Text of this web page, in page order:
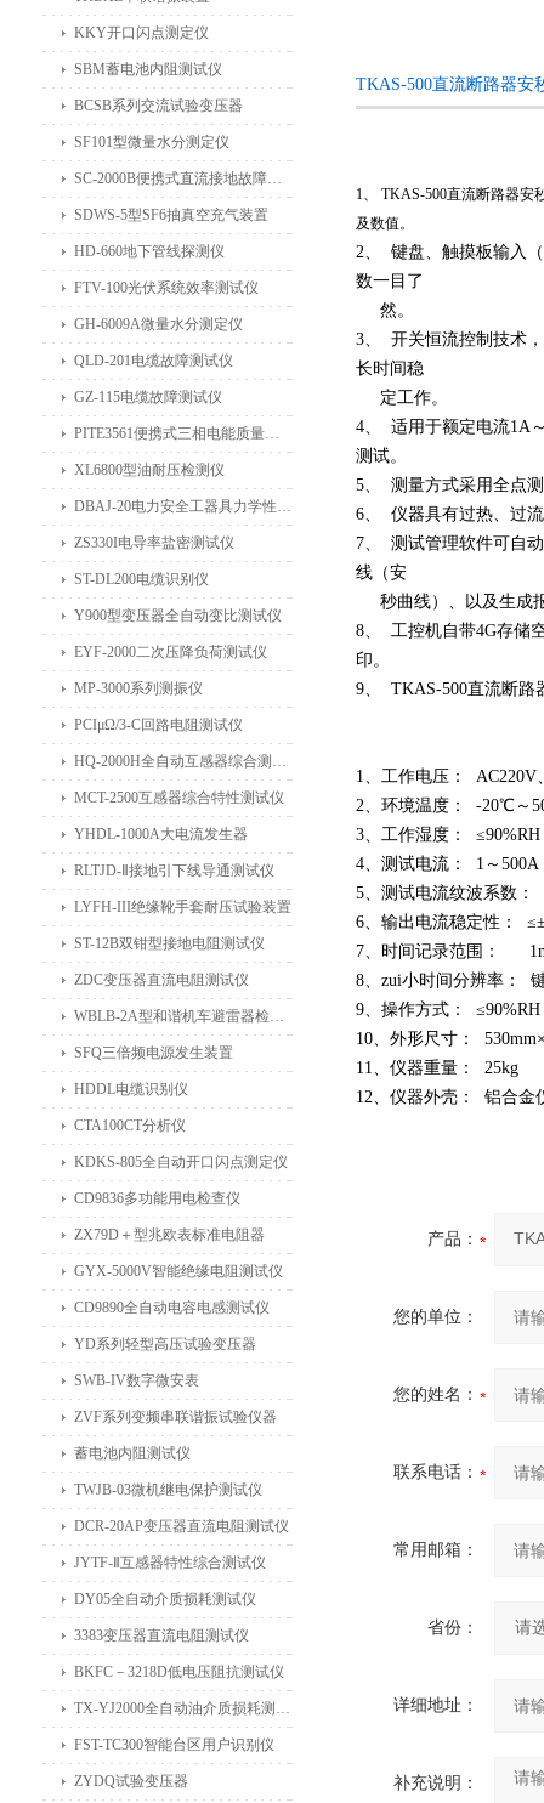
TKAS-500直流断路器安
1、 TKAS-500直流断路器安
及数值。
2、 键盘、触摸板输入
数一目了
然。
3、 开关恒流控制技术
长时间稳
定工作。
4、 适用于额定电流1A
测试。
5、 测量方式采用全点
6、 仪器具有过热、过
7、 测试管理软件可自
线（安
秒曲线）、以及生成
8、 工控机自带4G存储
印。
9、 TKAS-500直流断路
1、工作电压： AC220V
2、环境温度： -20℃～
3、工作湿度： ≤90%RH
4、测试电流： 1～500A
5、测试电流纹波系数：
6、输出电流稳定性：
7、时间记录范围：
8、zui小时间分辨率：
9、操作方式： ≤90%RH
10、外形尺寸：
11、仪器重量： 25kg
12、仪器外壳： 铝合金
产品：
您的单位：
您的姓名：
联系电话：
常用邮箱：
省份：
详细地址：
补充说明：
KKY开口闪点测定仪
SBM蓄电池内阻测试仪
BCSB系列交流试验变压器
SF101型微量水分测定仪
SC-2000B便携式直流接地故障检测仪
SDWS-5型SF6抽真空充气装置
HD-660地下管线探测仪
FTV-100光伏系统效率测试仪
GH-6009A微量水分测定仪
QLD-201电缆故障测试仪
GZ-115电缆故障测试仪
PITE3561便携式三相电能质量分析仪
XL6800型油耐压检测仪
DBAJ-20电力安全工器具力学性能试验机
ZS330I电导率盐密测试仪
ST-DL200电缆识别仪
Y900型变压器全自动变比测试仪
EYF-2000二次压降负荷测试仪
MP-3000系列测振仪
PCIμΩ/3-C回路电阻测试仪
HQ-2000H全自动互感器综合测试仪
MCT-2500互感器综合特性测试仪
YHDL-1000A大电流发生器
RLTJD-Ⅱ接地引下线导通测试仪
LYFH-III绝缘靴手套耐压试验装置
ST-12B双钳型接地电阻测试仪
ZDC变压器直流电阻测试仪
WBLB-2A型和谐机车避雷器检测仪
SFQ三倍频电源发生装置
HDDL电缆识别仪
CTA100CT分析仪
KDKS-805全自动开口闪点测定仪
CD9836多功能用电检查仪
ZX79D＋型兆欧表标准电阻器
GYX-5000V智能绝缘电阻测试仪
CD9890全自动电容电感测试仪
YD系列轻型高压试验变压器
SWB-IV数字微安表
ZVF系列变频串联谐振试验仪器
蓄电池内阻测试仪
TWJB-03微机继电保护测试仪
DCR-20AP变压器直流电阻测试仪
JYTF-Ⅱ互感器特性综合测试仪
DY05全自动介质损耗测试仪
3383变压器直流电阻测试仪
BKFC－3218D低电压阻抗测试仪
TX-YJ2000全自动油介质损耗测试仪
FST-TC300智能台区用户识别仪
ZYDQ试验变压器